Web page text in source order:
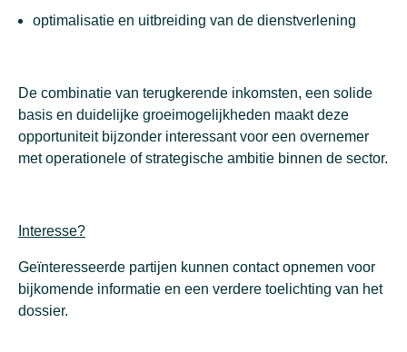
optimalisatie en uitbreiding van de dienstverlening
De combinatie van terugkerende inkomsten, een solide
basis en duidelijke groeimogelijkheden maakt deze
opportuniteit bijzonder interessant voor een overnemer
met operationele of strategische ambitie binnen de sector.
Interesse?
Geïnteresseerde partijen kunnen contact opnemen voor
bijkomende informatie en een verdere toelichting van het
dossier.